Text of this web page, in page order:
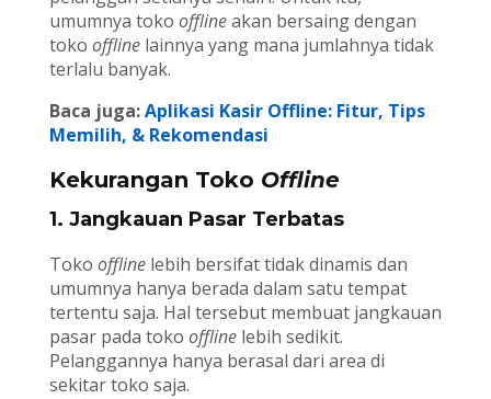
umumnya toko offlineakan bersaing dengan
toko offlinelainnya yang mana jumlahnya tidak
terlalu banyak.
Baca juga:Aplikasi Kasir Offline: Fitur, Tips
Memilih, & Rekomendasi
Kekurangan Toko Offline
1. Jangkauan Pasar Terbatas
Toko offlinelebih bersifat tidak dinamis dan
umumnya hanya berada dalam satu tempat
tertentu saja. Hal tersebut membuat jangkauan
pasar pada toko offlinelebih sedikit.
Pelanggannya hanya berasal dari area di
sekitar toko saja.